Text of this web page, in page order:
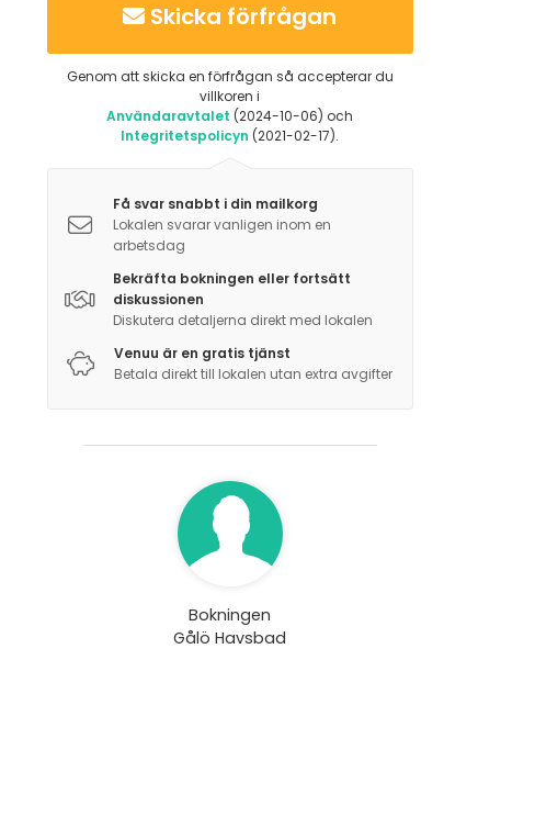
Skicka förfrågan
Genom att skicka en förfrågan så accepterar du
villkoren i
Användaravtalet (2024-10-06) och
Integritetspolicyn (2021-02-17).
Få svar snabbt i din mailkorg
Lokalen svarar vanligen inom en
arbetsdag
Bekräfta bokningen eller fortsätt
diskussionen
Diskutera detaljerna direkt med lokalen
Venuu är en gratis tjänst
Betala direkt till lokalen utan extra avgifter
Bokningen
Gålö Havsbad